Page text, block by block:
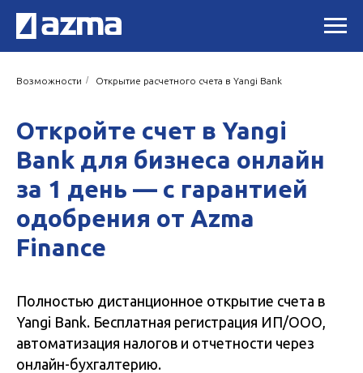
Возможности / Открытие расчетного счета в Yangi Bank
Откройте счет в Yangi
Bank для бизнеса онлайн
за 1 день — с гарантией
одобрения от Azma
Finance
Полностью дистанционное открытие счета в
Yangi Bank. Бесплатная регистрация ИП/ООО,
автоматизация налогов и отчетности через
онлайн-бухгалтерию.